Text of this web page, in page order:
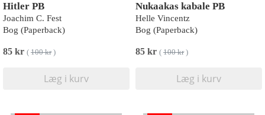
Hitler PB
Joachim C. Fest
Bog (Paperback)
85 kr ( 100 kr)
Læg i kurv
Nukaakas kabale PB
Helle Vincentz
Bog (Paperback)
85 kr ( 100 kr)
Læg i kurv